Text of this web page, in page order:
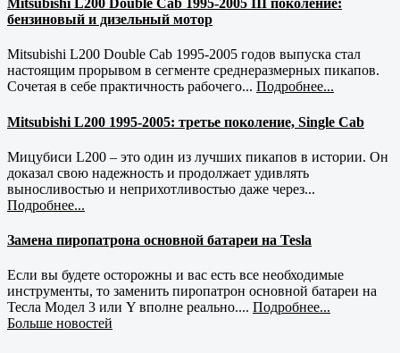
Mitsubishi L200 Double Cab 1995-2005 III поколение:
бензиновый и дизельный мотор
Mitsubishi L200 Double Cab 1995-2005 годов выпуска стал
настоящим прорывом в сегменте среднеразмерных пикапов.
Сочетая в себе практичность рабочего... Подробнее...
Mitsubishi L200 1995-2005: третье поколение, Single Cab
Мицубиси L200 – это один из лучших пикапов в истории. Он
доказал свою надежность и продолжает удивлять
выносливостью и неприхотливостью даже через...
Подробнее...
Замена пиропатрона основной батареи на Tesla
Если вы будете осторожны и вас есть все необходимые
инструменты, то заменить пиропатрон основной батареи на
Тесла Модел 3 или Y вполне реально.... Подробнее...
Больше новостей